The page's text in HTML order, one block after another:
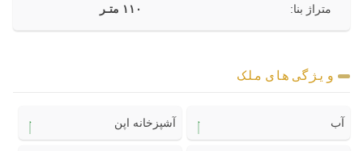
متراژ بنا: ۱۱۰ متـر
ویژگی های ملک
آب آشپزخانه اپن